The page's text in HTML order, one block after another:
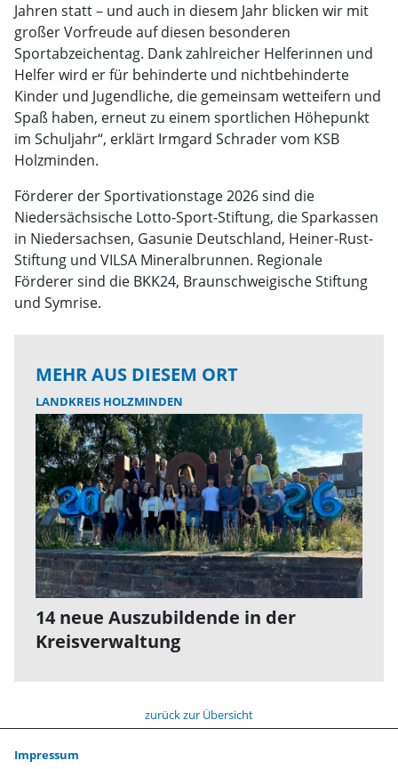
Jahren statt – und auch in diesem Jahr blicken wir mit
großer Vorfreude auf diesen besonderen
Sportabzeichentag. Dank zahlreicher Helferinnen und
Helfer wird er für behinderte und nichtbehinderte
Kinder und Jugendliche, die gemeinsam wetteifern und
Spaß haben, erneut zu einem sportlichen Höhepunkt
im Schuljahr“, erklärt Irmgard Schrader vom KSB
Holzminden.
Förderer der Sportivationstage 2026 sind die
Niedersächsische Lotto-Sport-Stiftung, die Sparkassen
in Niedersachsen, Gasunie Deutschland, Heiner-Rust-
Stiftung und VILSA Mineralbrunnen. Regionale
Förderer sind die BKK24, Braunschweigische Stiftung
und Symrise.
MEHR AUS DIESEM ORT
LANDKREIS HOLZMINDEN
14 neue Auszubildende in der
Kreisverwaltung
zurück zur Übersicht
Impressum